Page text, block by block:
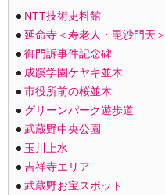
NTT技術史料館
延命寺＜寿老人・毘沙門天＞
御門訴事件記念碑
成蹊学園ケヤキ並木
市役所前の桜並木
グリーンパーク遊歩道
武蔵野中央公園
玉川上水
吉祥寺エリア
武蔵野お宝スポット